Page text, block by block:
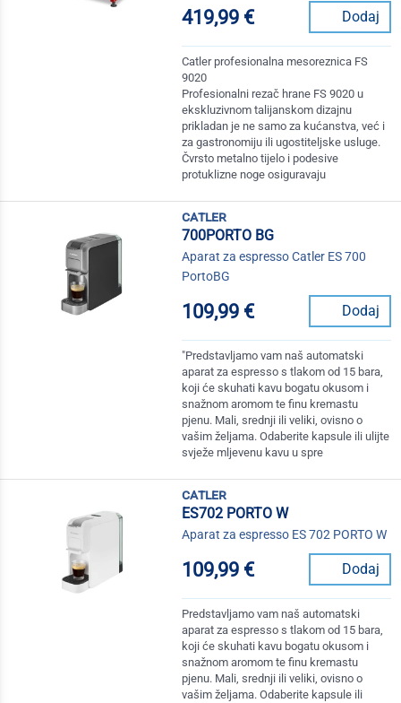
419,99 € Dodaj
Catler profesionalna mesoreznica FS
9020
Profesionalni rezač hrane FS 9020 u
ekskluzivnom talijanskom dizajnu
prikladan je ne samo za kućanstva, već i
za gastronomiju ili ugostiteljske usluge.
Čvrsto metalno tijelo i podesive
protuklizne noge osiguravaju
catler
700PORTO BG
Aparat za espresso Catler ES 700
PortoBG
109,99 € Dodaj
"Predstavljamo vam naš automatski
aparat za espresso s tlakom od 15 bara,
koji će skuhati kavu bogatu okusom i
snažnom aromom te finu kremastu
pjenu. Mali, srednji ili veliki, ovisno o
vašim željama. Odaberite kapsule ili ulijte
svježe mljevenu kavu u spre
catler
ES702 PORTO W
Aparat za espresso ES 702 PORTO W
109,99 € Dodaj
Predstavljamo vam naš automatski
aparat za espresso s tlakom od 15 bara,
koji će skuhati kavu bogatu okusom i
snažnom aromom te finu kremastu
pjenu. Mali, srednji ili veliki, ovisno o
vašim željama. Odaberite kapsule ili